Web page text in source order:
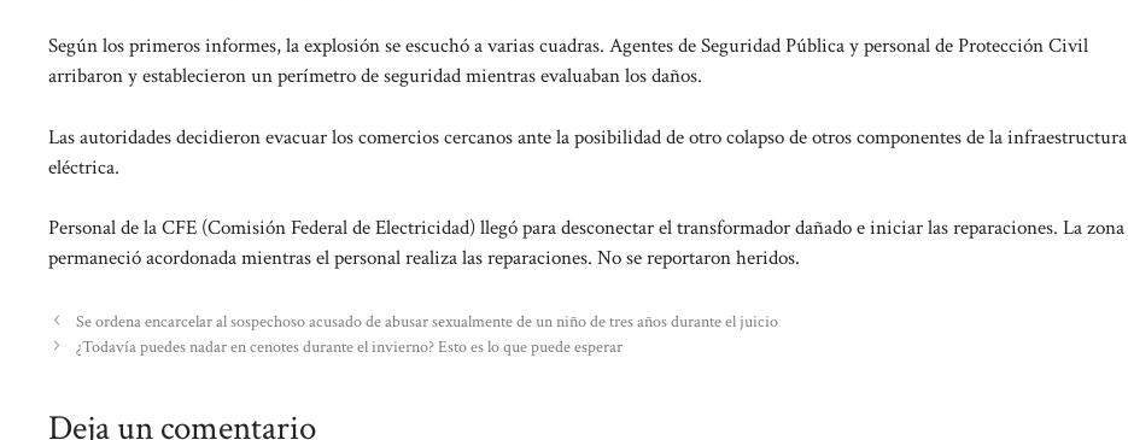
Según los primeros informes, la explosión se escuchó a varias cuadras. Agentes de Seguridad Pública y personal de Protección Civil
arribaron y establecieron un perímetro de seguridad mientras evaluaban los daños.
Las autoridades decidieron evacuar los comercios cercanos ante la posibilidad de otro colapso de otros componentes de la infraestructura
eléctrica.
Personal de la CFE (Comisión Federal de Electricidad) llegó para desconectar el transformador dañado e iniciar las reparaciones. La zona
permaneció acordonada mientras el personal realiza las reparaciones. No se reportaron heridos.
Se ordena encarcelar al sospechoso acusado de abusar sexualmente de un niño de tres años durante el juicio
¿Todavía puedes nadar en cenotes durante el invierno? Esto es lo que puede esperar
Deja un comentario